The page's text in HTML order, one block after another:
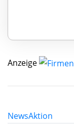
Anzeige
NewsAktion